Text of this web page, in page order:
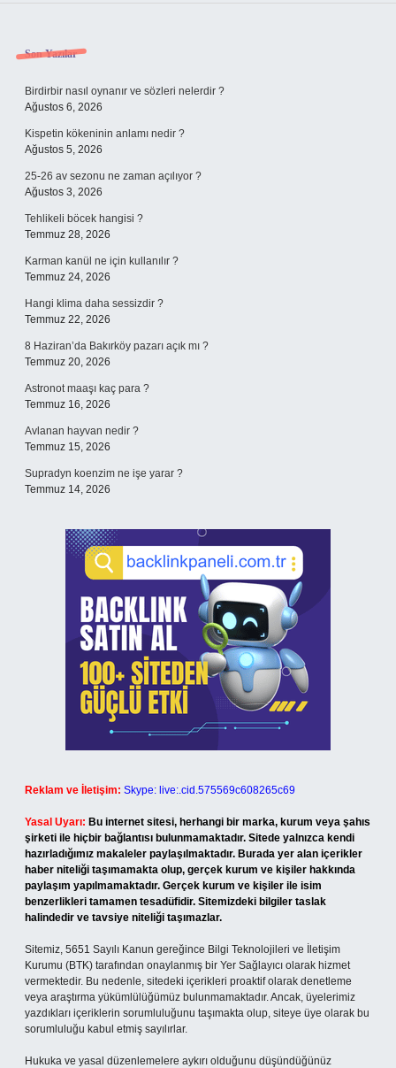
Sidebar
Son Yazılar
Birdirbir nasıl oynanır ve sözleri nelerdir ?
Ağustos 6, 2026
Kispetin kökeninin anlamı nedir ?
Ağustos 5, 2026
25-26 av sezonu ne zaman açılıyor ?
Ağustos 3, 2026
Tehlikeli böcek hangisi ?
Temmuz 28, 2026
Karman kanül ne için kullanılır ?
Temmuz 24, 2026
Hangi klima daha sessizdir ?
Temmuz 22, 2026
8 Haziran’da Bakırköy pazarı açık mı ?
Temmuz 20, 2026
Astronot maaşı kaç para ?
Temmuz 16, 2026
Avlanan hayvan nedir ?
Temmuz 15, 2026
Supradyn koenzim ne işe yarar ?
Temmuz 14, 2026
Reklam ve İletişim: Skype: live:.cid.575569c608265c69
Yasal Uyarı: Bu internet sitesi, herhangi bir marka, kurum veya şahıs
şirketi ile hiçbir bağlantısı bulunmamaktadır. Sitede yalnızca kendi
hazırladığımız makaleler paylaşılmaktadır. Burada yer alan içerikler
haber niteliği taşımamakta olup, gerçek kurum ve kişiler hakkında
paylaşım yapılmamaktadır. Gerçek kurum ve kişiler ile isim
benzerlikleri tamamen tesadüfidir. Sitemizdeki bilgiler taslak
halindedir ve tavsiye niteliği taşımazlar.
Sitemiz, 5651 Sayılı Kanun gereğince Bilgi Teknolojileri ve İletişim
Kurumu (BTK) tarafından onaylanmış bir Yer Sağlayıcı olarak hizmet
vermektedir. Bu nedenle, sitedeki içerikleri proaktif olarak denetleme
veya araştırma yükümlülüğümüz bulunmamaktadır. Ancak, üyelerimiz
yazdıkları içeriklerin sorumluluğunu taşımakta olup, siteye üye olarak bu
sorumluluğu kabul etmiş sayılırlar.
Hukuka ve yasal düzenlemelere aykırı olduğunu düşündüğünüz